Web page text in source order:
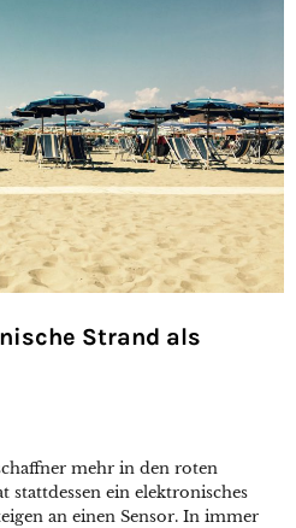
Strand als
mehr in den roten
stattdessen ein elektronisches
an einen Sensor. In immer